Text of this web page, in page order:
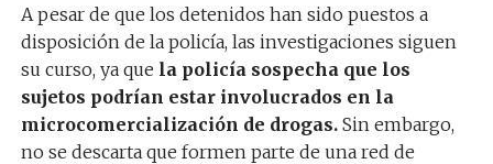
A pesar de que los detenidos han sido puestos a
disposición de la policía, las investigaciones siguen
su curso, ya que la policía sospecha que los
sujetos podrían estar involucrados en la
microcomercialización de drogas.Sin embargo,
no se descarta que formen parte de una red de